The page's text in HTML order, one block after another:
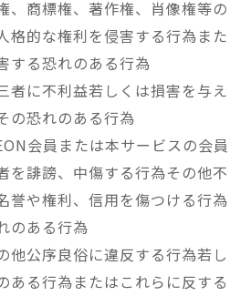
、商標権、著作権、肖像権等の
格的な権利を侵害する行為また
する恐れのある行為
者に不利益若しくは損害を与え
の恐れのある行為
会員または本サービスの会員
を誹謗、中傷する行為その他不
誉や権利、信用を傷つける行為
のある行為
他公序良俗に違反する行為若し
ある行為またはこれらに反する